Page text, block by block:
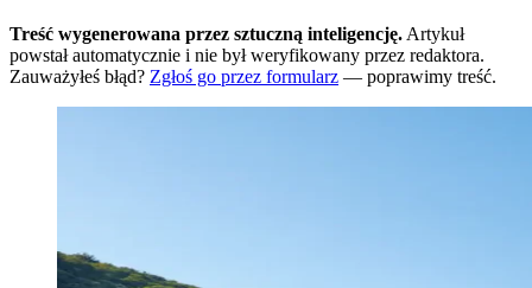
Treść wygenerowana przez sztuczną inteligencję. Artykuł
powstał automatycznie i nie był weryfikowany przez redaktora.
Zauważyłeś błąd? Zgłoś go przez formularz — poprawimy treść.